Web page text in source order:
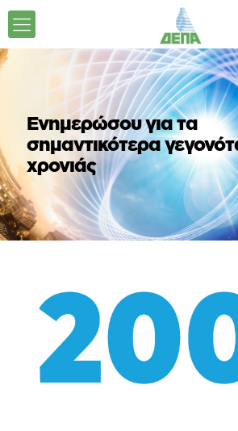
Ενημερώσου για τα
σημαντικότερα
χρονιάς